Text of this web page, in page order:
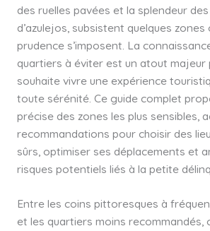
des ruelles pavées et la splendeur
d’azulejos, subsistent quelques
prudence s’imposent. La
quartiers à éviter est un atout majeur
souhaite vivre une expérience
toute sérénité. Ce guide complet
précise des zones les plus sensibles,
recommandations pour choisir des
sûrs, optimiser ses déplacements et
risques potentiels liés à la petite
Entre les coins pittoresques à
et les quartiers moins recommandés,